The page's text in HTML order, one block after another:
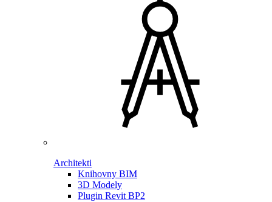
Architekti
Knihovny BIM
3D Modely
Plugin Revit BP2